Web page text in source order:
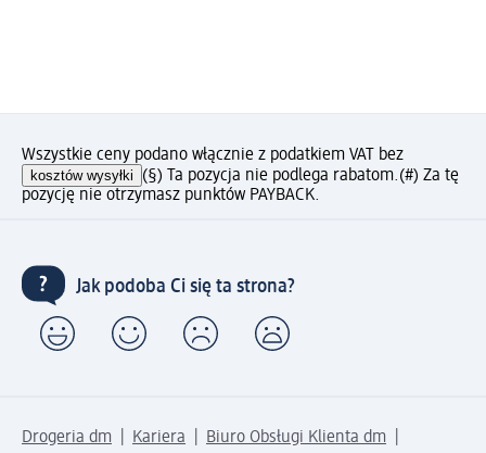
Wszystkie ceny podano włącznie z podatkiem VAT bez
kosztów wysyłki (§) Ta pozycja nie podlega rabatom.(#) Za tę
pozycję nie otrzymasz punktów PAYBACK.
Jak podoba Ci się ta strona?
Drogeria dm Kariera
Biuro Obsługi Klienta dm